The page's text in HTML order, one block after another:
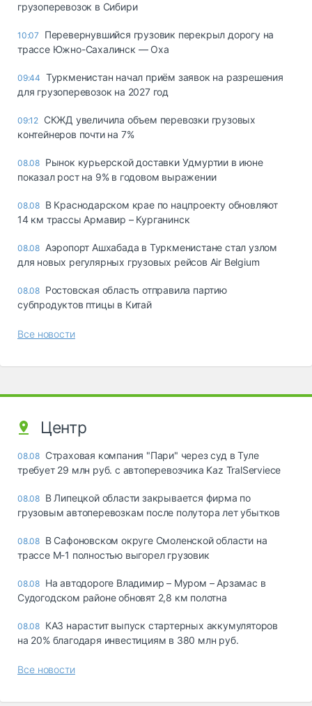
грузоперевозок в Сибири
10:07
Перевернувшийся грузовик перекрыл дорогу на
трассе Южно-Сахалинск — Оха
09:44 Туркменистан начал приём заявок на разрешения
для грузоперевозок на 2027 год
09:12 СКЖД увеличила объем перевозки грузовых
контейнеров почти на 7%
08.08 Рынок курьерской доставки Удмуртии в июне
показал рост на 9% в годовом выражении
08.08 В Краснодарском крае по нацпроекту обновляют
14 км трассы Армавир – Курганинск
08.08 Аэропорт Ашхабада в Туркменистане стал узлом
для новых регулярных грузовых рейсов Air Belgium
08.08 Ростовская область отправила партию
субпродуктов птицы в Китай
Все новости
Центр
08.08 Страховая компания "Пари" через суд в Туле
требует 29 млн руб. с автоперевозчика Kaz TralServiece
08.08 В Липецкой области закрывается фирма по
грузовым автоперевозкам после полутора лет убытков
08.08 В Сафоновском округе Смоленской области на
трассе М-1 полностью выгорел грузовик
08.08 На автодороге Владимир – Муром – Арзамас в
Судогодском районе обновят 2,8 км полотна
08.08 КАЗ нарастит выпуск стартерных аккумуляторов
на 20% благодаря инвестициям в 380 млн руб.
Все новости